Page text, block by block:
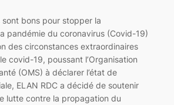
sont bons pour stopper la
pandémie du coronavirus (Covid-19)
des circonstances extraordinaires
covid-19, poussant l’Organisation
(OMS) à déclarer l’état de
ELAN RDC a décidé de soutenir
lutte contre la propagation du